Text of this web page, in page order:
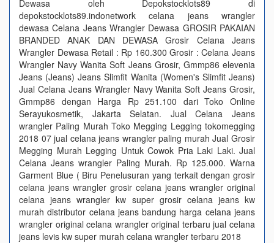
Dewasa oleh Depokstocklots89 di
depokstocklots89.indonetwork celana jeans wrangler
dewasa Celana Jeans Wrangler Dewasa GROSIR PAKAIAN
BRANDED ANAK DAN DEWASA Grosir Celana Jeans
Wrangler Dewasa Retail : Rp 160.300 Grosir : Celana Jeans
Wrangler Navy Wanita Soft Jeans Grosir, Gmmp86 elevenia
Jeans (Jeans) Jeans Slimfit Wanita (Women's Slimfit Jeans)
Jual Celana Jeans Wrangler Navy Wanita Soft Jeans Grosir,
Gmmp86 dengan Harga Rp 251.100 dari Toko Online
Serayukosmetik, Jakarta Selatan. Jual Celana Jeans
wrangler Paling Murah Toko Megging Legging tokomegging
2018 07 jual celana jeans wrangler paling murah Jual Grosir
Megging Murah Legging Untuk Cowok Pria Laki Laki. Jual
Celana Jeans wrangler Paling Murah. Rp 125.000. Warna
Garment Blue ( Biru Penelusuran yang terkait dengan grosir
celana jeans wrangler grosir celana jeans wrangler original
celana jeans wrangler kw super grosir celana jeans kw
murah distributor celana jeans bandung harga celana jeans
wrangler original celana wrangler original terbaru jual celana
jeans levis kw super murah celana wrangler terbaru 2018